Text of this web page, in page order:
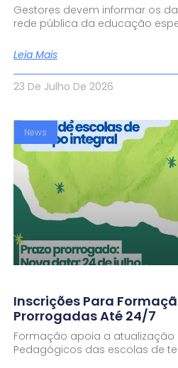
Gestores devem informar os
rede pública da educação
Leia Mais
23 De Julho De 2026
News
Inscrições Para
Prorrogadas Até 24/7
Formação apoia a atualização
Pedagógicos das escolas de